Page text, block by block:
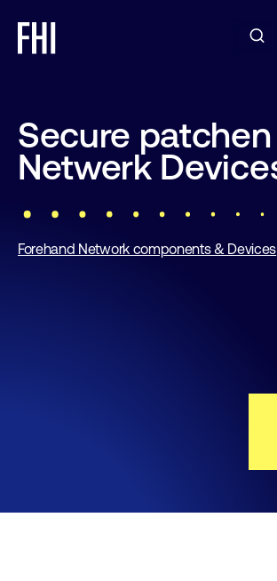
Secure
Netwerk
Forehand Network components & Devices